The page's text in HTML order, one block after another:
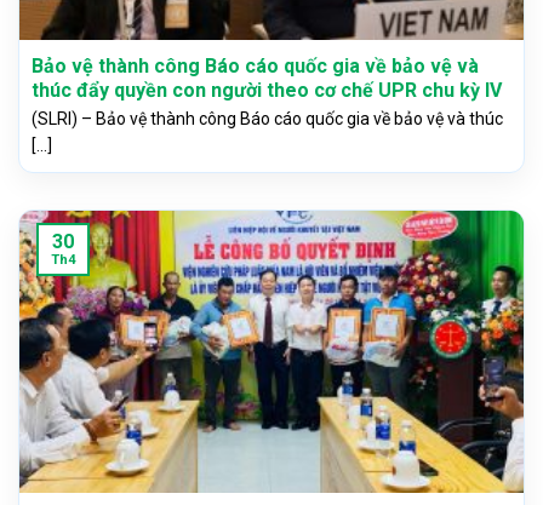
Bảo vệ thành công Báo cáo quốc gia về bảo vệ và
thúc đẩy quyền con người theo cơ chế UPR chu kỳ IV
(SLRI) – Bảo vệ thành công Báo cáo quốc gia về bảo vệ và thúc
[...]
30
Th4